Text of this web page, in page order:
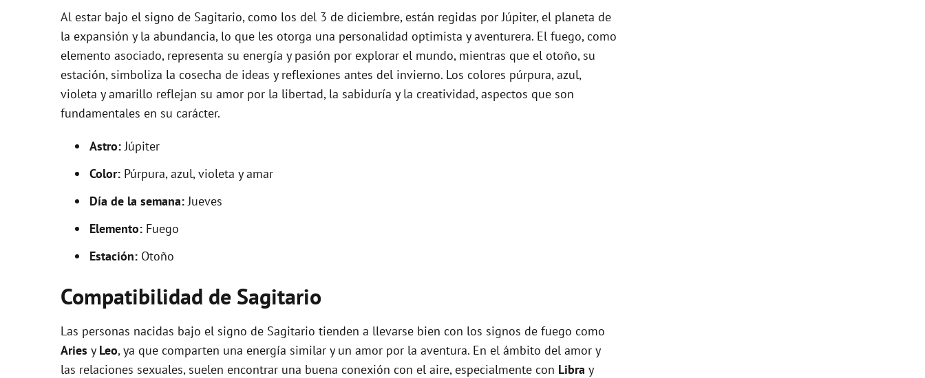
Al estar bajo el signo de Sagitario, como los del 3 de diciembre, están regidas por Júpiter, el planeta de
la expansión y la abundancia, lo que les otorga una personalidad optimista y aventurera. El fuego, como
elemento asociado, representa su energía y pasión por explorar el mundo, mientras que el otoño, su
estación, simboliza la cosecha de ideas y reflexiones antes del invierno. Los colores púrpura, azul,
violeta y amarillo reflejan su amor por la libertad, la sabiduría y la creatividad, aspectos que son
fundamentales en su carácter.
Astro:Júpiter
Color: Púrpura, azul, violeta y amar
Día de la semana:Jueves
Elemento: Fuego
Estación: Otoño
Compatibilidad de Sagitario
Las personas nacidas bajo el signo de Sagitario tienden a llevarse bien con los signos de fuego como
Aries y Leo, ya que comparten una energía similar y un amor por la aventura. En el ámbito del amor y
las relaciones sexuales, suelen encontrar una buena conexión con el aire, especialmente con Libra y